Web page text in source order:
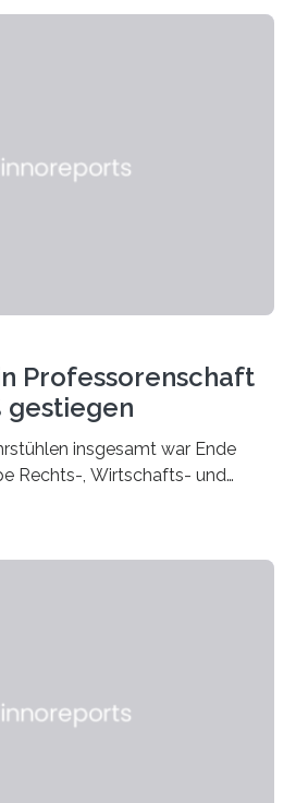
Professorenschaft
gestiegen
insgesamt war Ende
Rechts-, Wirtschafts- und